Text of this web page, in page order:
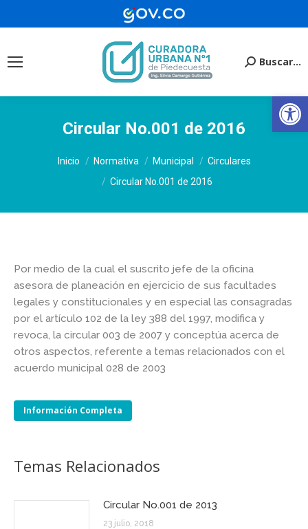
Buscar:
Buscar...
Circular No.001 de 2016
Inicio Normativa Municipal
Circulares
Circular No.001 de 2016
Por medio de la cual el suscrito jefe de la oficina
asesora de planeación en ejercicio de sus facultades
legales y constitucionales y en especial las consagradas
por el artículo 102 de la ley 388 del 1997, modifica y
revoca, la circular 003 de 2007 y conceptúa acerca de
otros aspectos, referente a temas relacionados con el
acuerdo municipal 028 de 2003
Información Completa
Temas Relacionados
Circular No.001 de 2013
23 julio, 2018